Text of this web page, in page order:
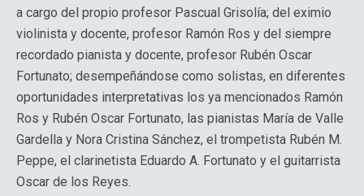
a cargo del propio profesor Pascual Grisolía; del eximio
violinista y docente, profesor Ramón Ros y del siempre
recordado pianista y docente, profesor Rubén Oscar
Fortunato; desempeñándose como solistas, en diferentes
oportunidades interpretativas los ya mencionados Ramón
Ros y Rubén Oscar Fortunato, las pianistas María de Valle
Gardella y Nora Cristina Sánchez, el trompetista Rubén M.
Peppe, el clarinetista Eduardo A. Fortunato y el guitarrista
Oscar de los Reyes.